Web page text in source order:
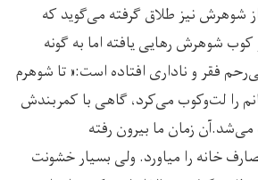
شوهرش نیز طلاق گرفته می‌گوید که
شوهرش رهایی یافته اما به گونه
فقر و ناداری افتاده است:« تا شوهرم
را لت‌وکوب می‌کرد، گاهی با کمربندش
زمان ما بیرون رفته
خانه را میاورد. ولی بسیار خشونت